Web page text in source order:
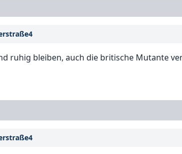
ruhig bleiben, auch die britische Mutante